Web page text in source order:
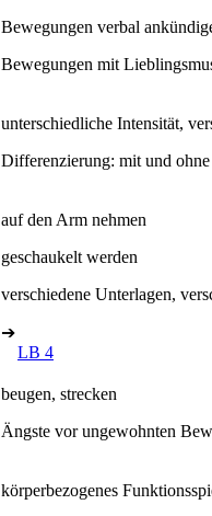
Bewegungen verbal
Bewegungen mit
unterschiedliche Intensität,
Differenzierung: mit und
auf den Arm nehmen
geschaukelt werden
verschiedene Unterlagen,
➔
LB 4
beugen, strecken
Ängste vor ungewohnten
körperbezogenes